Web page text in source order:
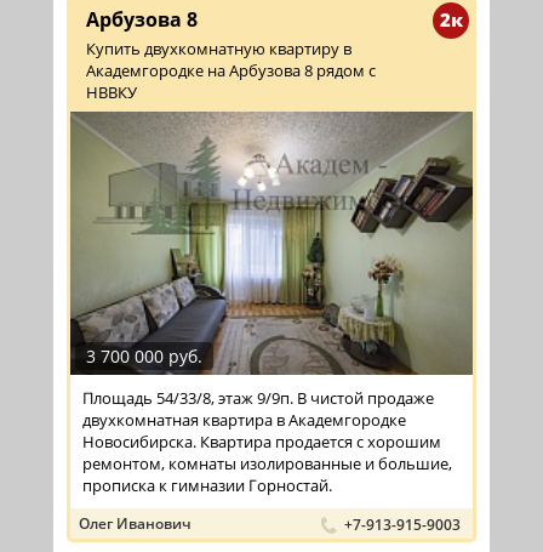
2к
Арбузова 8
Купить двухкомнатную квартиру в
Академгородке на Арбузова 8 рядом с
НВВКУ
3 700 000 руб.
Площадь 54/33/8, этаж 9/9п. В чистой продаже
двухкомнатная квартира в Академгородке
Новосибирска. Квартира продается с хорошим
ремонтом, комнаты изолированные и большие,
прописка к гимназии Горностай.
Олег Иванович +7-913-915-9003